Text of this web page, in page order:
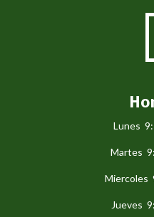
Lunes
Martes
Miercoles
Jueves